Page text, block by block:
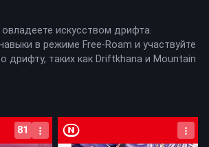
искусством дрифта.
в режиме Free-Roam и участвуйте
дрифту, таких как Driftkhana и Mountain
81
Nintendo Switch